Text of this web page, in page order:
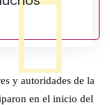
y autoridades de la
en el inicio del